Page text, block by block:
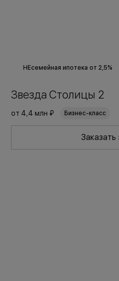
НЕсемейная ипотека от 2,5%
Звезда Столицы 2
от 4,4 млн ₽ Бизнес-класс
Заказать